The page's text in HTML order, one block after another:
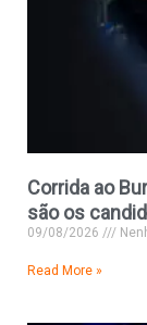
Corrida ao
são os
09/08/2026
Read More »